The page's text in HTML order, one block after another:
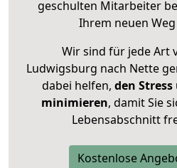
geschulten Mitarbeiter
Ihrem neuen
Wir sind für jede Art
Ludwigsburg nach Nette
dabei helfen, den
minimieren, damit Sie
Lebensabschnitt
Kostenlose